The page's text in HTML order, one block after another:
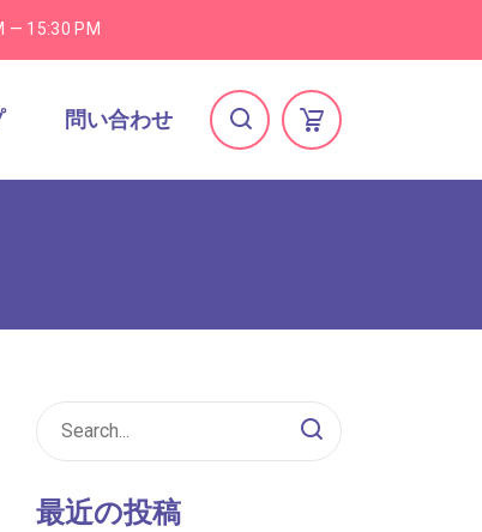
— 15:30 PM
問い合わせ
最近の投稿